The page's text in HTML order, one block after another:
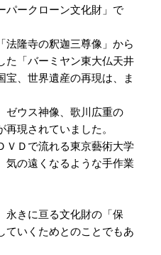
パークローン文化財」で
法隆寺の釈迦三尊像」から
た「バーミヤン東大仏天井
宝、世界遺産の再現は、ま
ゼウス神像、歌川広重の
再現されていました。
ＶＤで流れる東京藝術大学
気の遠くなるような手作業
永きに亘る文化財の「保
ていくためとのことでもあ